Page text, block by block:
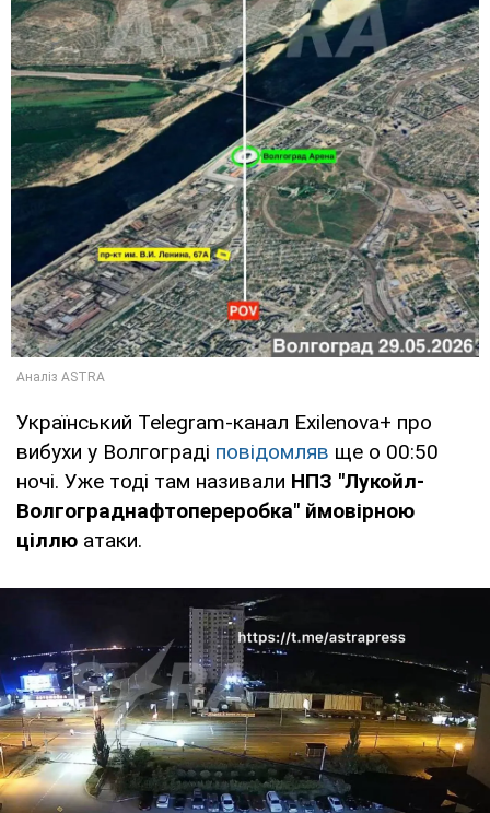
Український Telegram-канал Exilenova+ про
вибухи у Волгограді повідомляв ще о 00:50
ночі. Уже тоді там називали НПЗ "Лукойл-
Волгограднафтопереробка" ймовірною
ціллю атаки.